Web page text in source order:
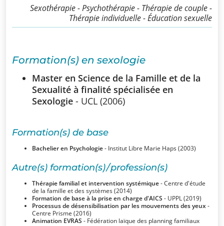
SSUB
Historique
La
sexologie
Superviseurs
Comité
d’Ethique et de
Déontologique
Comité
Scientifique
Sexothérapie - Psychothérapie - Thérapie de couple -
Thérapie individuelle - Éducation sexuelle
Formation(s) en sexologie
Master en Science de la Famille et de la
Sexualité à finalité spécialisée en
Sexologie - UCL (2006)
Formation(s) de base
Bachelier en Psychologie- Institut Libre Marie Haps (2003)
Autre(s) formation(s) / profession(s)
Thérapie familial et intervention systémique- Centre d'étude
de la famille et des systèmes (2014)
Formation de base à la prise en charge d'AICS - UPPL (2019)
Processus de désensibilisation par les mouvements des yeux-
Centre Prisme (2016)
Animation EVRAS - Fédération laïque des planning familiaux